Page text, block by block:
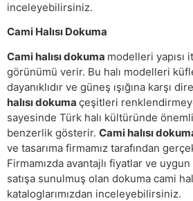
inceleyebilirsiniz.
Cami Halısı Dokuma
Cami halısı dokuma modelleri yapısı
görünümü verir. Bu halı modelleri
dayanıklıdır ve güneş ışığına karşı
halısı dokuma çeşitleri
sayesinde Türk halı kültüründe
benzerlik gösterir. Cami halısı
ve tasarıma firmamız tarafından
Firmamızda avantajlı fiyatlar ve
satışa sunulmuş olan dokuma cami
kataloglarımızdan inceleyebilirsiniz.